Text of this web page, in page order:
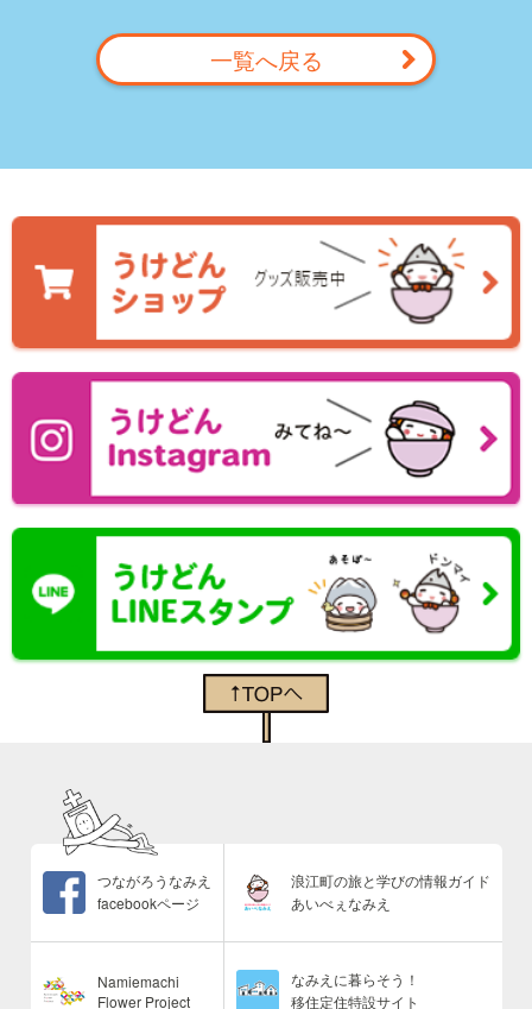
一覧へ戻る
つながろうなみえ
facebookページ
浪江町の旅と学びの情報ガイド
あいべぇなみえ
Namiemachi
Flower Project
なみえに暮らそう！
移住定住特設サイト